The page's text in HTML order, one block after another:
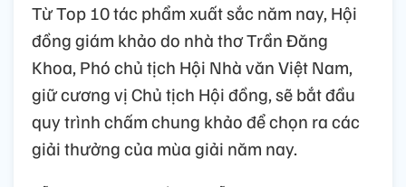
Từ Top 10 tác phẩm xuất sắc năm nay, Hội
đồng giám khảo do nhà thơ Trần Đăng
Khoa, Phó chủ tịch Hội Nhà văn Việt Nam,
giữ cương vị Chủ tịch Hội đồng, sẽ bắt đầu
quy trình chấm chung khảo để chọn ra các
giải thưởng của mùa giải năm nay.